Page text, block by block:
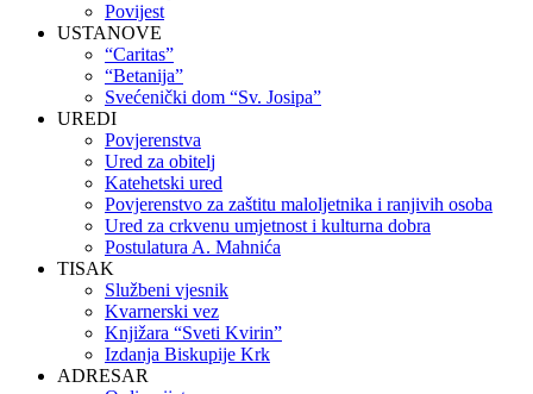
Povijest
USTANOVE
“Caritas”
“Betanija”
Svećenički dom “Sv. Josipa”
UREDI
Povjerenstva
Ured za obitelj
Katehetski ured
Povjerenstvo za zaštitu maloljetnika i ranjivih osoba
Ured za crkvenu umjetnost i kulturna dobra
Postulatura A. Mahnića
TISAK
Službeni vjesnik
Kvarnerski vez
Knjižara “Sveti Kvirin”
Izdanja Biskupije Krk
ADRESAR